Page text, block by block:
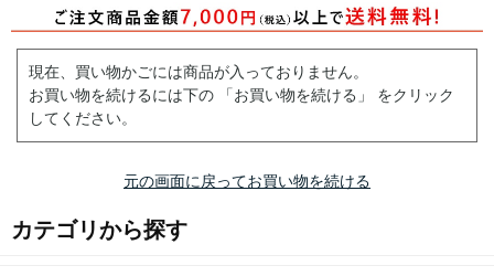
現在、買い物かごには商品が入っておりません。
お買い物を続けるには下の 「お買い物を続ける」 をクリック
してください。
元の画面に戻ってお買い物を続ける
カテゴリから探す